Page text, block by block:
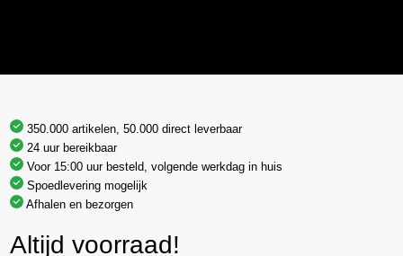
350.000 artikelen, 50.000 direct leverbaar
24 uur bereikbaar
Voor 15:00 uur besteld, volgende werkdag in huis
Spoedlevering mogelijk
Afhalen en bezorgen
Altijd voorraad!